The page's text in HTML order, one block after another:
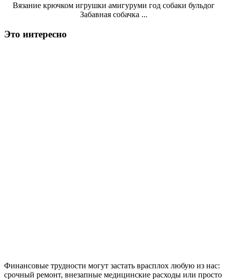
Вязание крючком игрушки амигуруми год собаки бульдог
Забавная собачка ...
Это интересно
Финансовые трудности могут застать врасплох любую из нас:
срочный ремонт, внезапные медицинские расходы или просто